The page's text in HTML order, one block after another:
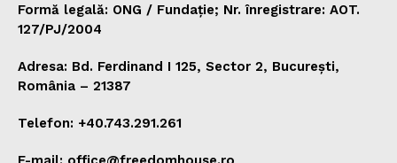
Formă legală: ONG / Fundație; Nr. înregistrare: AOT.
127/PJ/2004
Adresa: Bd. Ferdinand I 125, Sector 2, București,
România – 21387
Telefon: +40.743.291.261